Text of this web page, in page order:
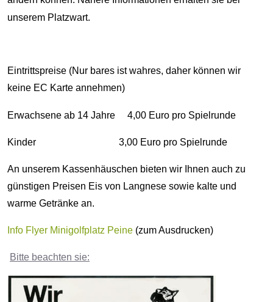
unserem Platzwart.
Eintrittspreise (Nur bares ist wahres, daher können wir
keine EC Karte annehmen)
Erwachsene ab 14 Jahre 4,00 Euro pro Spielrunde
Kinder 3,00 Euro pro Spielrunde
An unserem Kassenhäuschen bieten wir Ihnen auch zu
günstigen Preisen Eis von Langnese sowie kalte und
warme Getränke an.
Info Flyer Minigolfplatz Peine (zum Ausdrucken)
Bitte beachten sie: